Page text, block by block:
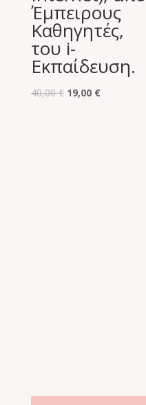
Έμπειρους
Καθηγητές,
του i-
Εκπαίδευση.
40,00€ Original
19,00 €Η